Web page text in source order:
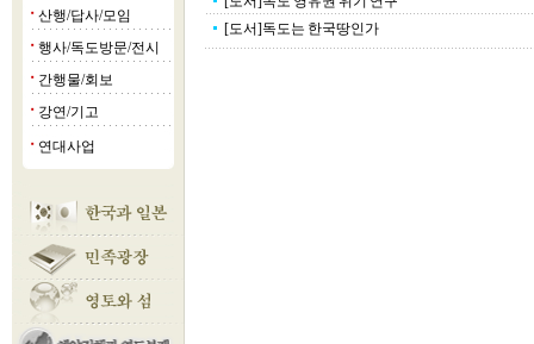
■ 산행/답사/모임
■ 행사/독도방문/전시
■ 간행물/회보
■ 강연/기고
■ 연대사업
[도서]독도는 한국땅인가